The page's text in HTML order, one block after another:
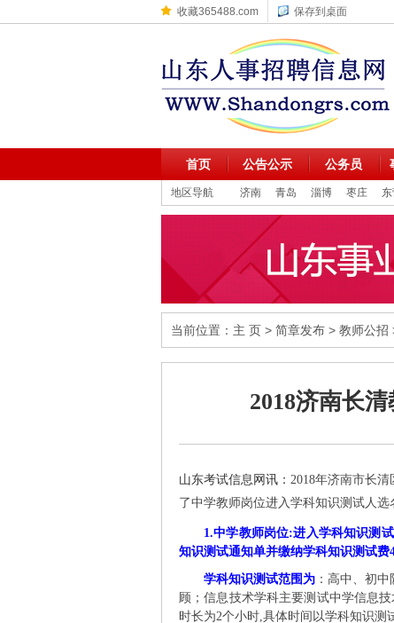
收藏365488.com 保存到桌面
首页 公告公示 公务员
地区导航 济南 青岛 淄博 枣庄
当前位置： 主 页 > 简章发布 > 教师公招
2018济南长
山东考试信息网讯： 2018年济南市长
了中学教师岗位进入学科知识测试人
1.中学教师岗位:进入学科知识测
知识测试通知单并缴纳学科知识测试费
学科知识测试范围为 ：高中、初
顾；信息技术学科主要测试中学信息
时长为2个小时,具体时间以学科知识测